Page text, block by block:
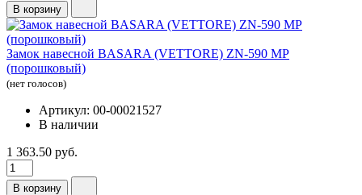
В корзину
Замок навесной BASARA (VETTORE) ZN-590 MP
(порошковый)
(нет голосов)
Артикул: 00-00021527
В наличии
1 363.50 руб.
В корзину